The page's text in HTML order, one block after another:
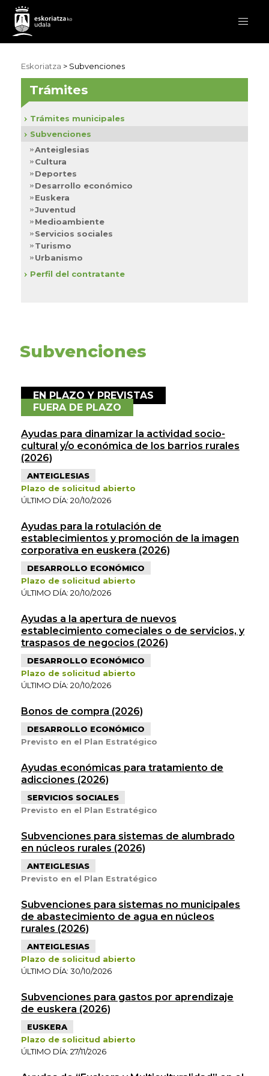
Eskoriatza > Subvenciones
Subvenciones
EN PLAZO Y PREVISTAS
FUERA DE PLAZO
Ayudas para dinamizar la actividad socio-
cultural y/o económica de los barrios rurales
(2026)
ANTEIGLESIAS
Plazo de solicitud abierto
ÚLTIMO DÍA: 20/10/2026
Ayudas para la rotulación de
establecimientos y promoción de la imagen
corporativa en euskera (2026)
DESARROLLO ECONÓMICO
Plazo de solicitud abierto
ÚLTIMO DÍA: 20/10/2026
Ayudas a la apertura de nuevos
establecimiento comeciales o de servicios, y
traspasos de negocios (2026)
DESARROLLO ECONÓMICO
Plazo de solicitud abierto
ÚLTIMO DÍA: 20/10/2026
Bonos de compra (2026)
DESARROLLO ECONÓMICO
Previsto en el Plan Estratégico
Ayudas económicas para tratamiento de
adicciones (2026)
SERVICIOS SOCIALES
Previsto en el Plan Estratégico
Subvenciones para sistemas de alumbrado
en núcleos rurales (2026)
ANTEIGLESIAS
Previsto en el Plan Estratégico
Subvenciones para sistemas no municipales
de abastecimiento de agua en núcleos
rurales (2026)
ANTEIGLESIAS
Plazo de solicitud abierto
ÚLTIMO DÍA: 30/10/2026
Subvenciones para gastos por aprendizaje
de euskera (2026)
EUSKERA
Plazo de solicitud abierto
ÚLTIMO DÍA: 27/11/2026
Trámites
Trámites municipales
Subvenciones
Anteiglesias
Cultura
Deportes
Desarrollo económico
Euskera
Juventud
Medioambiente
Servicios sociales
Turismo
Urbanismo
Perfil del contratante